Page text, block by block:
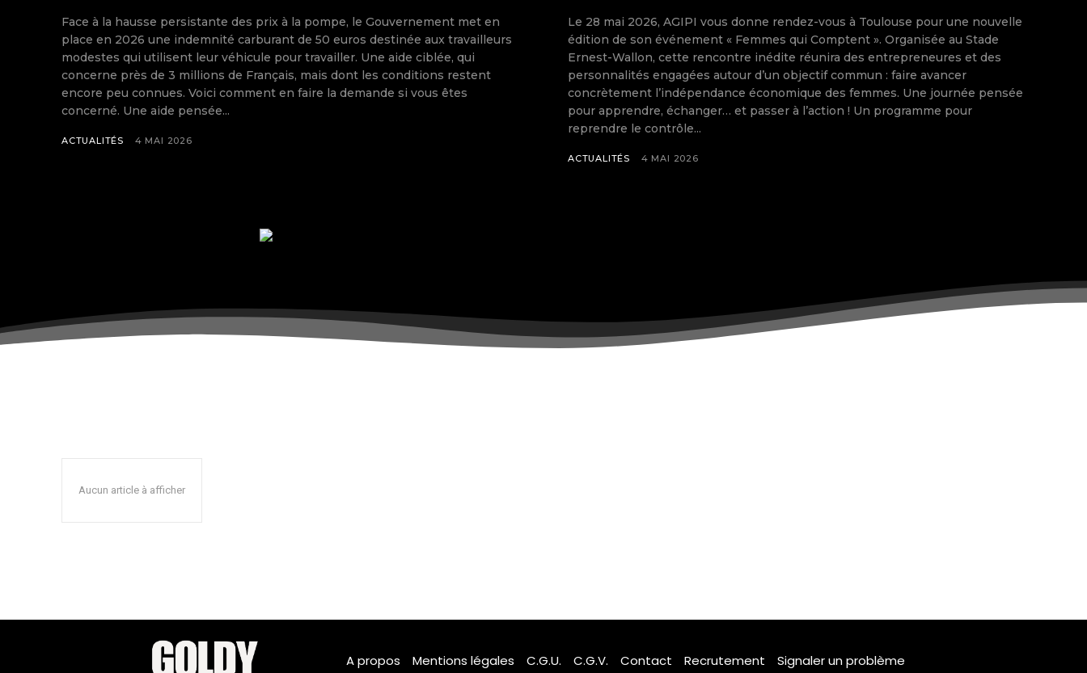
Face à la hausse persistante des prix à la pompe, le Gouvernement met en
place en 2026 une indemnité carburant de 50 euros destinée aux travailleurs
modestes qui utilisent leur véhicule pour travailler. Une aide ciblée, qui
concerne près de 3 millions de Français, mais dont les conditions restent
encore peu connues. Voici comment en faire la demande si vous êtes
concerné. Une aide pensée...
ACTUALITÉS 4 MAI 2026
Le 28 mai 2026, AGIPI vous donne rendez-vous à Toulouse pour une nouvelle
édition de son événement « Femmes qui Comptent ». Organisée au Stade
Ernest-Wallon, cette rencontre inédite réunira des entrepreneures et des
personnalités engagées autour d’un objectif commun : faire avancer
concrètement l’indépendance économique des femmes. Une journée pensée
pour apprendre, échanger… et passer à l’action ! Un programme pour
reprendre le contrôle...
ACTUALITÉS 4 MAI 2026
Aucun article à afficher
A propos Mentions légales C.G.U. C.G.V. Contact Recrutement Signaler un problème